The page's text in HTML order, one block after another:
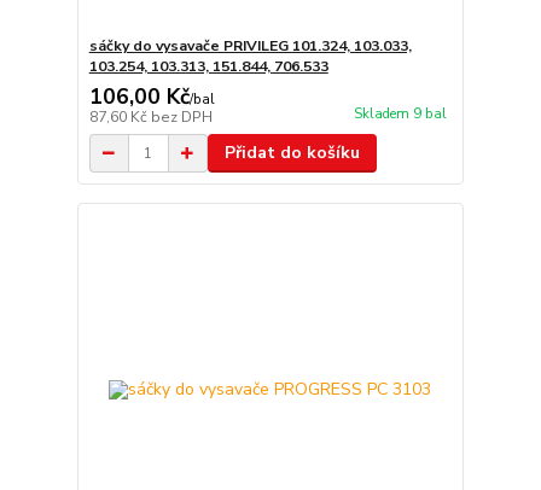
sáčky do vysavače PRIVILEG 101.324, 103.033,
103.254, 103.313, 151.844, 706.533
106,00 Kč/bal
87,60 Kč bez DPH Skladem 9 bal
Přidat do košíku